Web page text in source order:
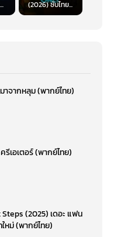
(2026) ซับไทย...
จากหลุม (พากย์ไทย)
รีเอเตอร์ (พากย์ไทย)
(2025) เดอะ แฟน
หม่ (พากย์ไทย)